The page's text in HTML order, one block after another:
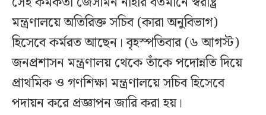
মন্ত্রণালয়ে অতিরিক্ত সচিব (কারা অনুবিভাগ)
হিসেবে কর্মরত আছেন। বৃহস্পতিবার (৬ আগস্ট)
জনপ্রশাসন মন্ত্রণালয় থেকে তাঁকে পদোন্নতি দিয়ে
প্রাথমিক ও গণশিক্ষা মন্ত্রণালয়ে সচিব হিসেবে
পদায়ন করে প্রজ্ঞাপন জারি করা হয়।